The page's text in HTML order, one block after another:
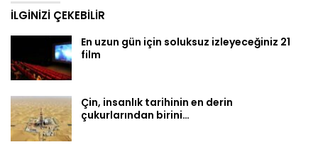
İLGINIZI ÇEKEBILIR
En uzun gün için soluksuz izleyeceğiniz 21
film
Çin, insanlık tarihinin en derin
çukurlarından birini…